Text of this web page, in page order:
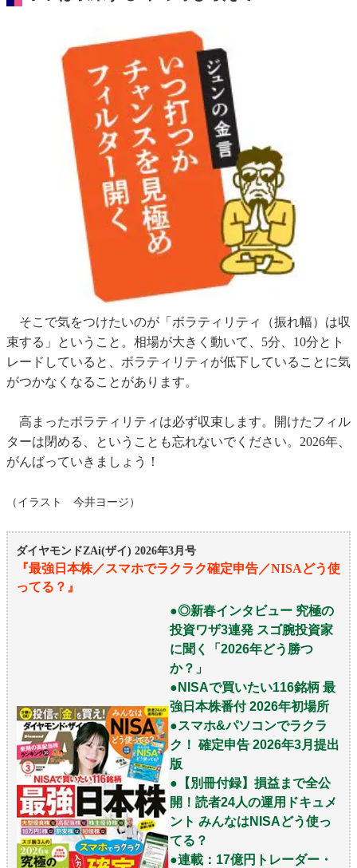
そこで気をつけたいのが「ボラティリティ（振れ幅）は収
束する」ということ。相場が大きく動いて、5分、10分とト
レードしていると、ボラティリティが低下していることに気
がつかなくなることがあります。
高まったボラティリティは必ず収束します。開けたフィル
ターは閉める、ということも忘れないでください。2026年、
がんばっていきましょう！
（イラスト 今井ヨージ）
ダイヤモンドZAi(ザイ) 2026年3月号
『最強日本株／スマホでラクラク確定申告／NISAどう使
ってる？』
●◎新春インタビュー 究極の
投資ワザ3連発 スゴ腕投資家
に聞く「2026年どう勝つ
か？」
●NISAで買いたい116銘柄 最
強日本株番付 2026年初場所
●スマホ&パソコンでラクラ
ク！ 確定申告 2026年3月提出
版
●【別冊付録】損益まで全公
開！読者24人の運用ドキュメ
ント みんなはNISAどう使っ
てる？
●連載：17億円トレーダー・